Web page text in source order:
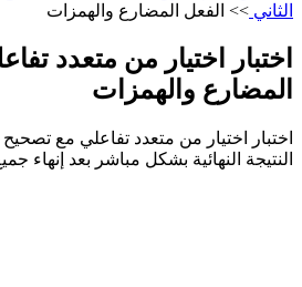
الثاني >> الفعل المضارع والهمزات
اختبار اختيار من متعدد
المضارع والهمزات
اختبار اختيار من متعدد تفاعلي مع
النتيجة النهائية بشكل مباشر بعد إنهاء